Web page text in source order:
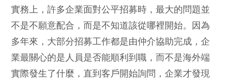
實務上，許多企業面對公平招募時，最大的問題並
不是不願意配合，而是不知道該從哪裡開始。因為
多年來，大部分招募工作都是由仲介協助完成，企
業最關心的是人員是否能順利到職，而不是海外端
實際發生了什麼，直到客戶開始詢問，企業才發現